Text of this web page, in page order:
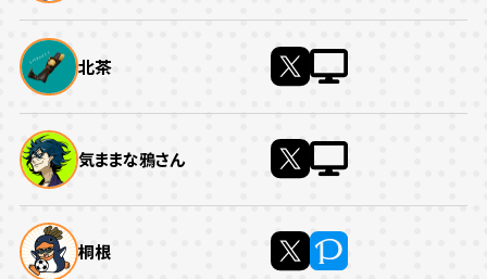
北茶
気ままな鴉さん
桐根